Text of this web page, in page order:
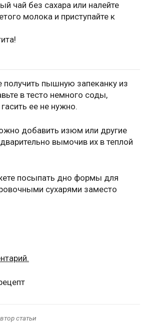
чай без сахара или налейте
молока и приступайте к
получить пышную запеканку из
в тесто немного соды,
ее не нужно.
добавить изюм или другие
вымочив их в теплой
посыпать дно формы для
сухарями заместо
статьи